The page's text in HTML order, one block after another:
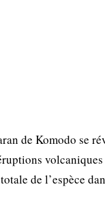
de Komodo se
de l’espèce